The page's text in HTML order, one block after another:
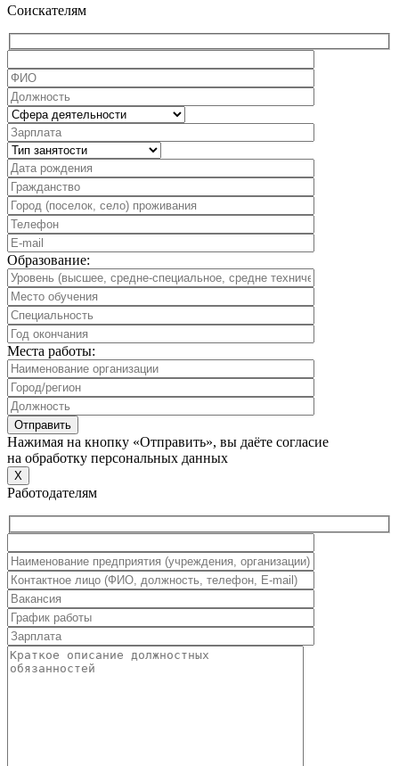
Соискателям
Образование:
Места работы:
Нажимая на кнопку «Отправить», вы даёте согласие
на обработку персональных данных
X
Работодателям